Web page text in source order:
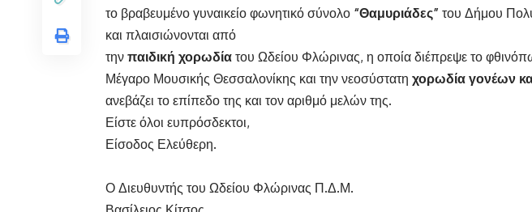
το βραβευμένο γυναικείο φωνητικό σύνολο “Θαμυριάδες” του Δήμου
και πλαισιώνονται από
την παιδική χορωδία του Ωδείου Φλώρινας, η οποία διέπρεψε το
Μέγαρο Μουσικής Θεσσαλονίκης και την νεοσύστατη χορωδία γονέων
ανεβάζει το επίπεδο της και τον αριθμό μελών της.
Είστε όλοι ευπρόσδεκτοι,
Είσοδος Ελεύθερη.
Ο Διευθυντής του Ωδείου Φλώρινας Π.Δ.Μ.